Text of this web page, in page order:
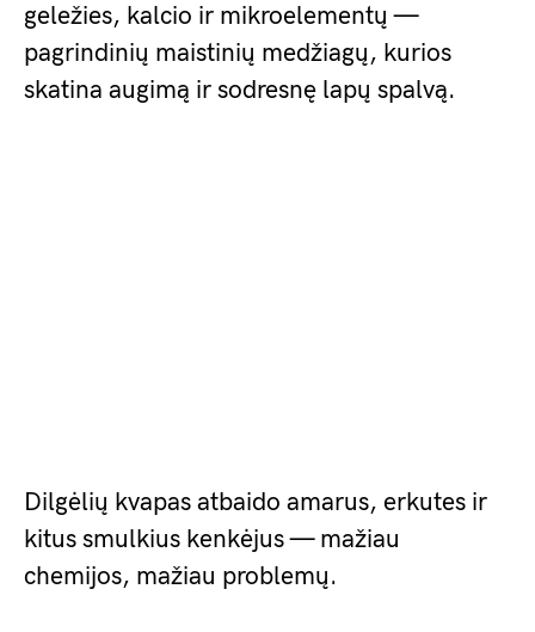
geležies, kalcio ir mikroelementų —
pagrindinių maistinių medžiagų, kurios
skatina augimą ir sodresnę lapų spalvą.
Dilgėlių kvapas atbaido amarus, erkutes ir
kitus smulkius kenkėjus — mažiau
chemijos, mažiau problemų.